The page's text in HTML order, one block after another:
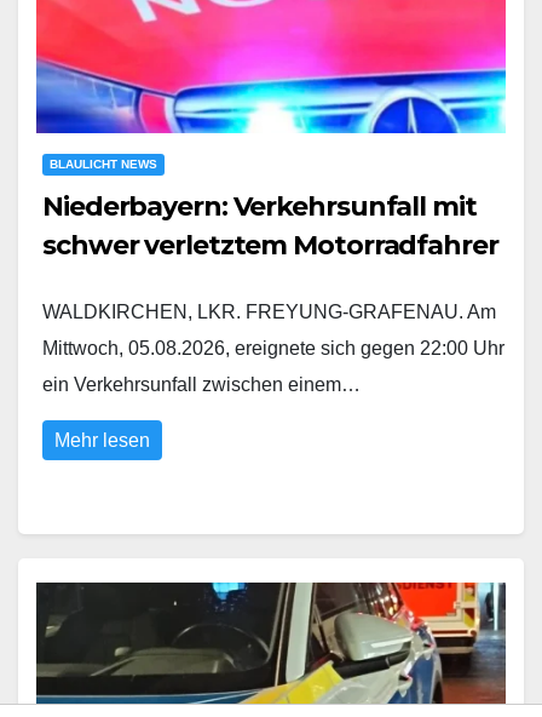
BLAULICHT NEWS
Niederbayern: Verkehrsunfall mit
schwer verletztem Motorradfahrer
WALDKIRCHEN, LKR. FREYUNG-GRAFENAU. Am
Mittwoch, 05.08.2026, ereignete sich gegen 22:00 Uhr
ein Verkehrsunfall zwischen einem…
Mehr lesen